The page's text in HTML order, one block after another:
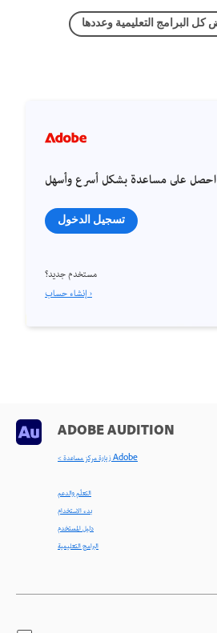
احصل على مساعدة بشكل أسرع وأسهل
تسجيل الدخول
مستخدم جديد؟
إنشاء حساب ›
ADOBE AUDITION
< زيارة مركز مساعدة Adobe
التعلّم والدعم
بدء الاستخدام
دليل المستخدم
البرامج التعليمية